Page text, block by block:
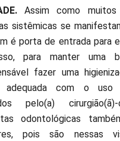
Assim como
sistêmicas se
é porta de entrada para
para manter uma
fazer uma
adequada com o uso
pelo(a)
odontológicas
pois são nessas